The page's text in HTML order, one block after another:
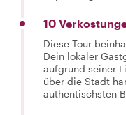
10
Diese Tour
Dein lokaler
aufgrund seiner
über die Stadt
authentischsten